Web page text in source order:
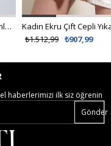
Kadın Beyaz Güpür Dokuma Premıum Gömlek ALC-X4366
₺907,99
₺1.512,99
haberlerimizi ilk siz öğrenin
Gönder